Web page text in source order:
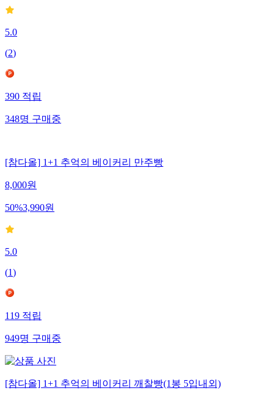
5.0
(2)
390 적립
348명 구매중
[참다올] 1+1 추억의 베이커리 만주빵
8,000원
50%3,990원
5.0
(1)
119 적립
949명 구매중
[참다올] 1+1 추억의 베이커리 깨찰빵(1봉 5입내외)